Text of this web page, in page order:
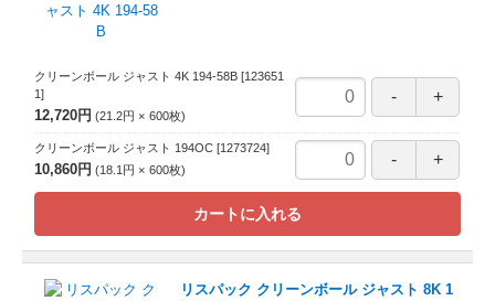
クリーンボール ジャスト 4K 194-58B [123651
1]
12,720円 21.2円 600枚
クリーンボール ジャスト 194OC [1273724]
10,860円 18.1円 600枚
カートに入れる
リスパック クリーンボール ジャスト 8K 1